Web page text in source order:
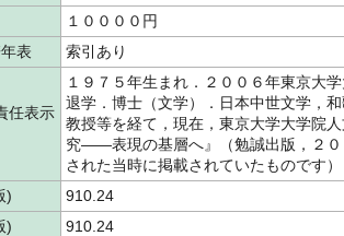
１００００円
表
索引あり
任表示
１９７５年生まれ．２００６年東京大
退学．博士（文学）．日本中世文学，
教授等を経て，現在，東京大学大学院
究――表現の基層へ』（勉誠出版，２
された当時に掲載されていたものです）
)
910.24
)
910.24